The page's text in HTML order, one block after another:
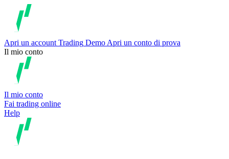
Apri un account Trading Demo Apri un conto di prova
Il mio conto
Il mio conto
Fai trading online
Help